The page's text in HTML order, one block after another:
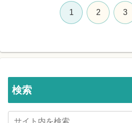
1 2 3
検索